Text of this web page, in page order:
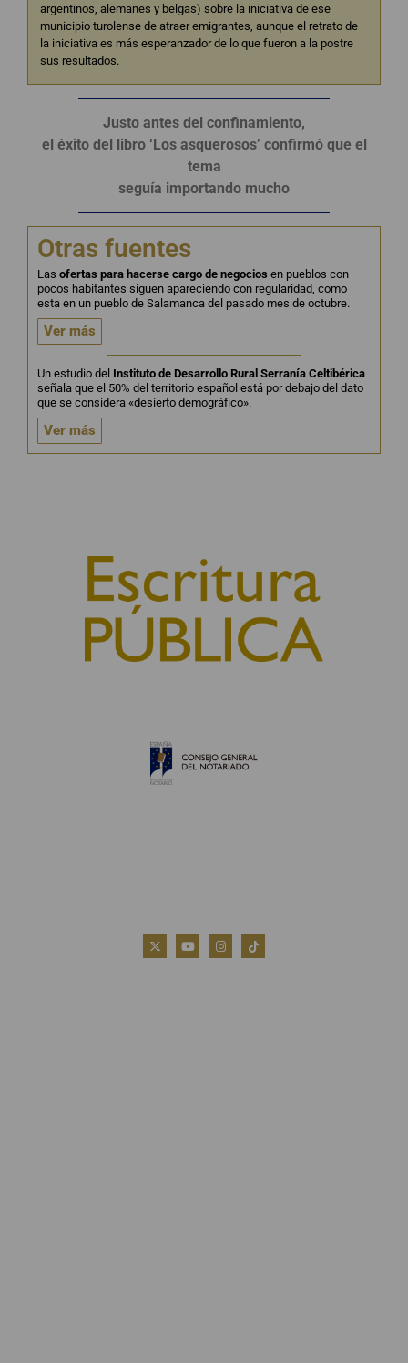
argentinos, alemanes y belgas) sobre la iniciativa de ese
municipio turolense de atraer emigrantes, aunque el retrato de
la iniciativa es más esperanzador de lo que fueron a la postre
sus resultados.
Justo antes del confinamiento,
el éxito del libro ‘Los asquerosos’ confirmó que el
tema
seguía importando mucho
Otras fuentes
Las ofertas para hacerse cargo de negocios en pueblos con
pocos habitantes siguen apareciendo con regularidad, como
esta en un pueblo de Salamanca del pasado mes de octubre.
Ver más
Un estudio del Instituto de Desarrollo Rural Serranía Celtibérica
señala que el 50% del territorio español está por debajo del dato
que se considera «desierto demográfico».
Ver más